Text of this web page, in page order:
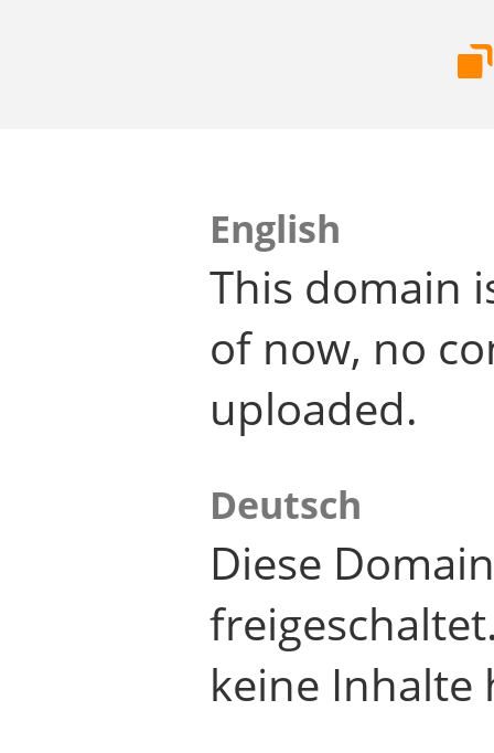
English
This domain
of now, no
uploaded.
Deutsch
Diese
keine Inhalte